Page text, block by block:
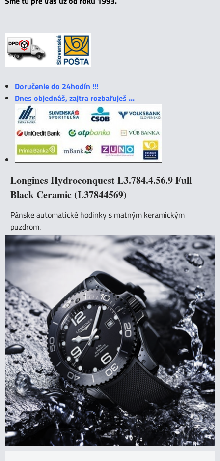
Doručenie do 24hodín !!!
Dnes objednáš, zajtra rozbaľuješ ...
Longines Hydroconquest L3.784.4.56.9 Full
Black Ceramic (L37844569)
Pánske automatické hodinky s matným keramickým
puzdrom.